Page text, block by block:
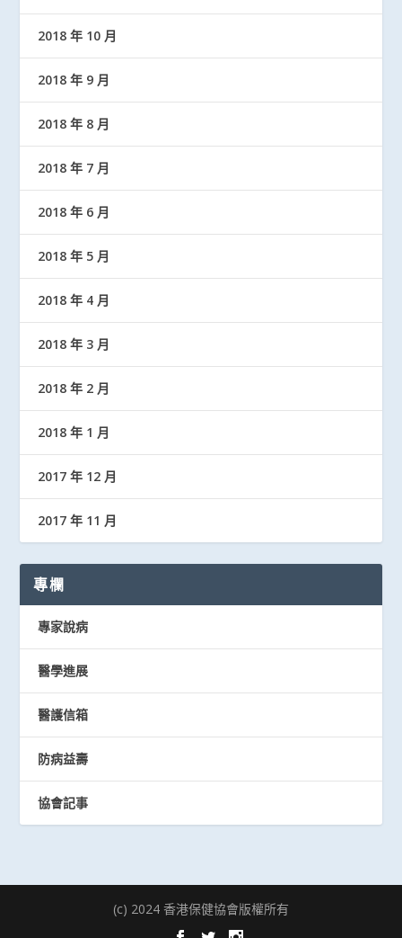
2018 年 10 月
2018 年 9 月
2018 年 8 月
2018 年 7 月
2018 年 6 月
2018 年 5 月
2018 年 4 月
2018 年 3 月
2018 年 2 月
2018 年 1 月
2017 年 12 月
2017 年 11 月
專欄
專家說病
醫學進展
醫護信箱
防病益壽
協會記事
(c) 2024 香港保健協會版權所有